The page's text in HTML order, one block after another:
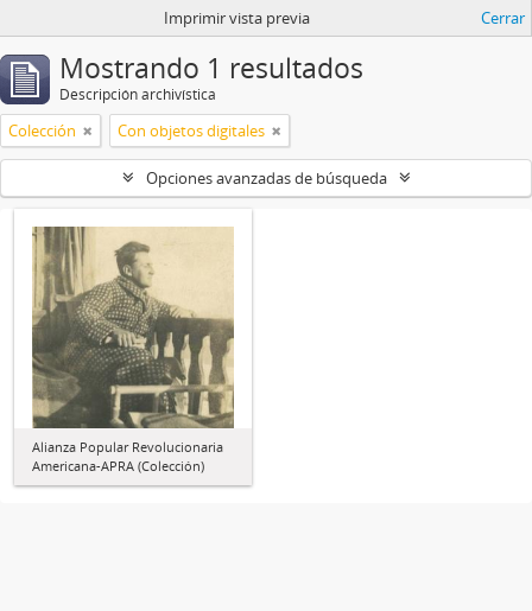
Imprimir vista previa Cerrar
Mostrando 1 resultados
Descripción archivística
Colección Con objetos digitales
Opciones avanzadas de búsqueda
Alianza Popular Revolucionaria
Americana-APRA (Colección)